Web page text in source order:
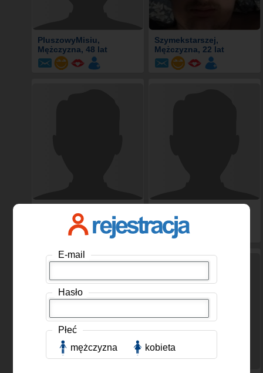
PluszowyMisiu,
Mężczyzna, 48 lat
Szymekstarszej,
Mężczyzna, 22 lat
, Mężczyzna,
25 lat
E-mail
Hasło
Płeć
mężczyzna
kobieta